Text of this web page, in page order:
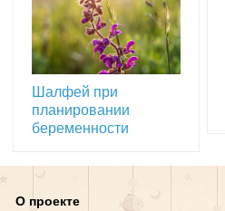
Шалфей при
планировании
беременности
О проекте